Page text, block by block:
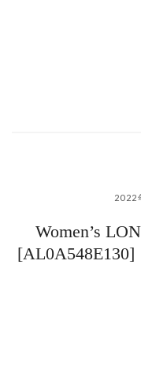
2022
Women’s
[AL0A548E130]